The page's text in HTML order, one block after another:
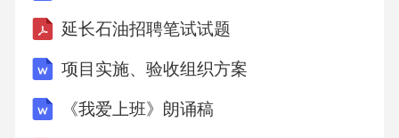
53.2.6存储过程命名规
则..........................................7
53.2.7函数命名规
延长石油招聘笔试试题
项目实施、验收组织方案
《我爱上班》朗诵稿